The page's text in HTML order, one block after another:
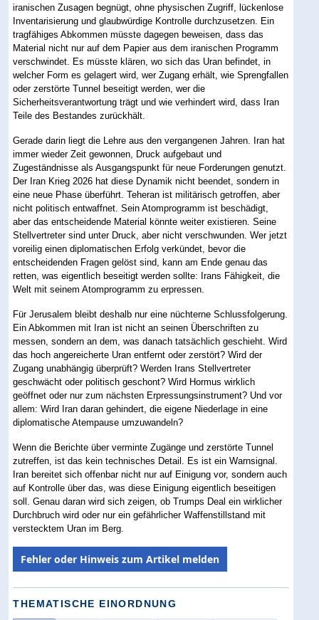
iranischen Zusagen begnügt, ohne physischen Zugriff, lückenlose
Inventarisierung und glaubwürdige Kontrolle durchzusetzen. Ein
tragfähiges Abkommen müsste dagegen beweisen, dass das
Material nicht nur auf dem Papier aus dem iranischen Programm
verschwindet. Es müsste klären, wo sich das Uran befindet, in
welcher Form es gelagert wird, wer Zugang erhält, wie Sprengfallen
oder zerstörte Tunnel beseitigt werden, wer die
Sicherheitsverantwortung trägt und wie verhindert wird, dass Iran
Teile des Bestandes zurückhält.
Gerade darin liegt die Lehre aus den vergangenen Jahren. Iran hat
immer wieder Zeit gewonnen, Druck aufgebaut und
Zugeständnisse als Ausgangspunkt für neue Forderungen genutzt.
Der Iran Krieg 2026 hat diese Dynamik nicht beendet, sondern in
eine neue Phase überführt. Teheran ist militärisch getroffen, aber
nicht politisch entwaffnet. Sein Atomprogramm ist beschädigt,
aber das entscheidende Material könnte weiter existieren. Seine
Stellvertreter sind unter Druck, aber nicht verschwunden. Wer jetzt
voreilig einen diplomatischen Erfolg verkündet, bevor die
entscheidenden Fragen gelöst sind, kann am Ende genau das
retten, was eigentlich beseitigt werden sollte: Irans Fähigkeit, die
Welt mit seinem Atomprogramm zu erpressen.
Für Jerusalem bleibt deshalb nur eine nüchterne Schlussfolgerung.
Ein Abkommen mit Iran ist nicht an seinen Überschriften zu
messen, sondern an dem, was danach tatsächlich geschieht. Wird
das hoch angereicherte Uran entfernt oder zerstört? Wird der
Zugang unabhängig überprüft? Werden Irans Stellvertreter
geschwächt oder politisch geschont? Wird Hormus wirklich
geöffnet oder nur zum nächsten Erpressungsinstrument? Und vor
allem: Wird Iran daran gehindert, die eigene Niederlage in eine
diplomatische Atempause umzuwandeln?
Wenn die Berichte über verminte Zugänge und zerstörte Tunnel
zutreffen, ist das kein technisches Detail. Es ist ein Warnsignal.
Iran bereitet sich offenbar nicht nur auf Einigung vor, sondern auch
auf Kontrolle über das, was diese Einigung eigentlich beseitigen
soll. Genau daran wird sich zeigen, ob Trumps Deal ein wirklicher
Durchbruch wird oder nur ein gefährlicher Waffenstillstand mit
verstecktem Uran im Berg.
Fehler oder Hinweis zum Artikel melden
THEMATISCHE EINORDNUNG